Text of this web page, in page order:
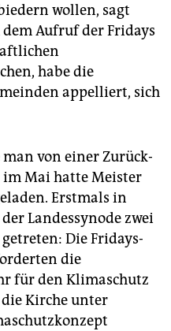
wollen, sagt
Aufruf der Fridays
habe die
appelliert, sich
von einer Zurück-
im Mai hatte Meister
Erstmals in
Landessynode zwei
Die Fridays-
die
für den Klimaschutz
Kirche unter